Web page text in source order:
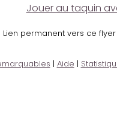
Jouer au taquin
Lien permanent vers ce flyer
| Aide |